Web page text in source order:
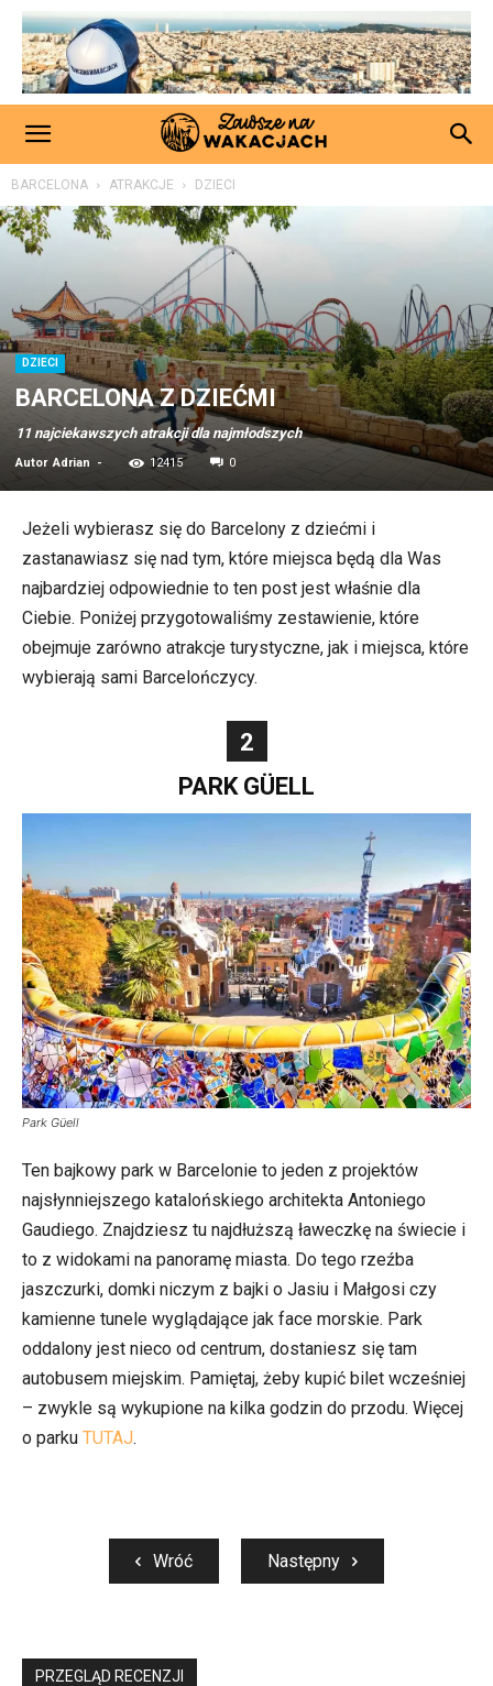
BARCELONA ATRAKCJE DZIECI
DZIECI
BARCELONA Z DZIEĆMI
11 najciekawszych atrakcji dla najmłodszych
Autor Adrian - 12415 0
Jeżeli wybierasz się do Barcelony z dziećmi i
zastanawiasz się nad tym, które miejsca będą dla Was
najbardziej odpowiednie to ten post jest właśnie dla
Ciebie. Poniżej przygotowaliśmy zestawienie, które
obejmuje zarówno atrakcje turystyczne, jak i miejsca, które
wybierają sami Barcelończycy.
2
PARK GÜELL
Park Güell
Ten bajkowy park w Barcelonie to jeden z projektów
najsłynniejszego katalońskiego architekta Antoniego
Gaudiego. Znajdziesz tu najdłuższą ławeczkę na świecie i
to z widokami na panoramę miasta. Do tego rzeźba
jaszczurki, domki niczym z bajki o Jasiu i Małgosi czy
kamienne tunele wyglądające jak face morskie. Park
oddalony jest nieco od centrum, dostaniesz się tam
autobusem miejskim. Pamiętaj, żeby kupić bilet wcześniej
– zwykle są wykupione na kilka godzin do przodu. Więcej
o parku TUTAJ.
Wróć Następny
PRZEGLĄD RECENZJI